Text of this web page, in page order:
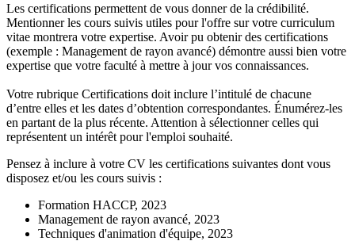
Les certifications permettent de vous donner de la crédibilité.
Mentionner les cours suivis utiles pour l'offre sur votre curriculum
vitae montrera votre expertise. Avoir pu obtenir des certifications
(exemple : Management de rayon avancé) démontre aussi bien votre
expertise que votre faculté à mettre à jour vos connaissances.
Votre rubrique Certifications doit inclure l’intitulé de chacune
d’entre elles et les dates d’obtention correspondantes. Énumérez-les
en partant de la plus récente. Attention à sélectionner celles qui
représentent un intérêt pour l'emploi souhaité.
Pensez à inclure à votre CV les certifications suivantes dont vous
disposez et/ou les cours suivis :
Formation HACCP, 2023
Management de rayon avancé, 2023
Techniques d'animation d'équipe, 2023